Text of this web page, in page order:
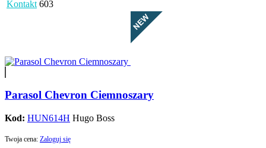
Kontakt 603
Parasol Chevron Ciemnoszary
Kod: HUN614H Hugo Boss
Twoja cena: Zaloguj się